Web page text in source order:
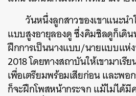
วันหนึ่งลูกสาวของเขาแนะน
แบบสูงอายุลองดูซึ่งคิมชิลดูก็เดิ
ฝึกการเป็นนางแบบ/นายแบบแห่
2018โดยทางสถาบันให้เขามาเ
เพื่อเตรียมพร้อมเสียก่อนและพอ
ก็จะฝึกโพสหน้ากระจกแม้ไม่ได้มี